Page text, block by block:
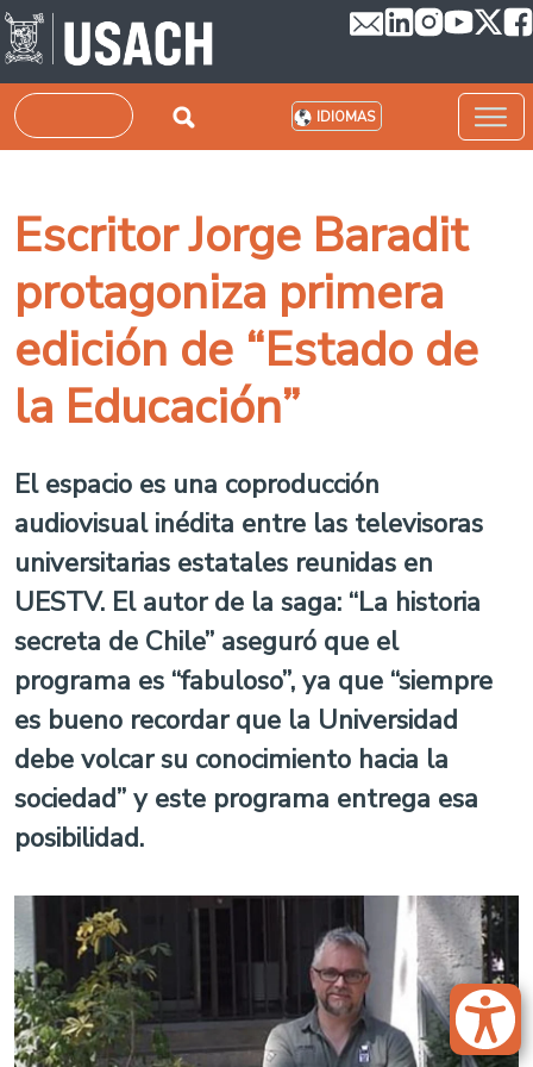
Pasar al contenido principal
Buscar IDIOMAS
Escritor Jorge Baradit
protagoniza primera
edición de “Estado de
la Educación”
El espacio es una coproducción
audiovisual inédita entre las televisoras
universitarias estatales reunidas en
UESTV. El autor de la saga: “La historia
secreta de Chile” aseguró que el
programa es “fabuloso”, ya que “siempre
es bueno recordar que la Universidad
debe volcar su conocimiento hacia la
sociedad” y este programa entrega esa
posibilidad.